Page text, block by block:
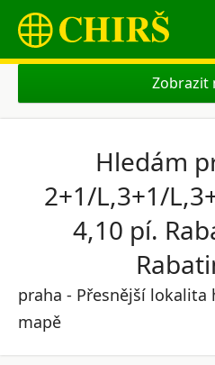
Zobrazit
Hledám
2+1/L,3+1/
4,10 pí.
praha - Přesnější lokalita
mapě